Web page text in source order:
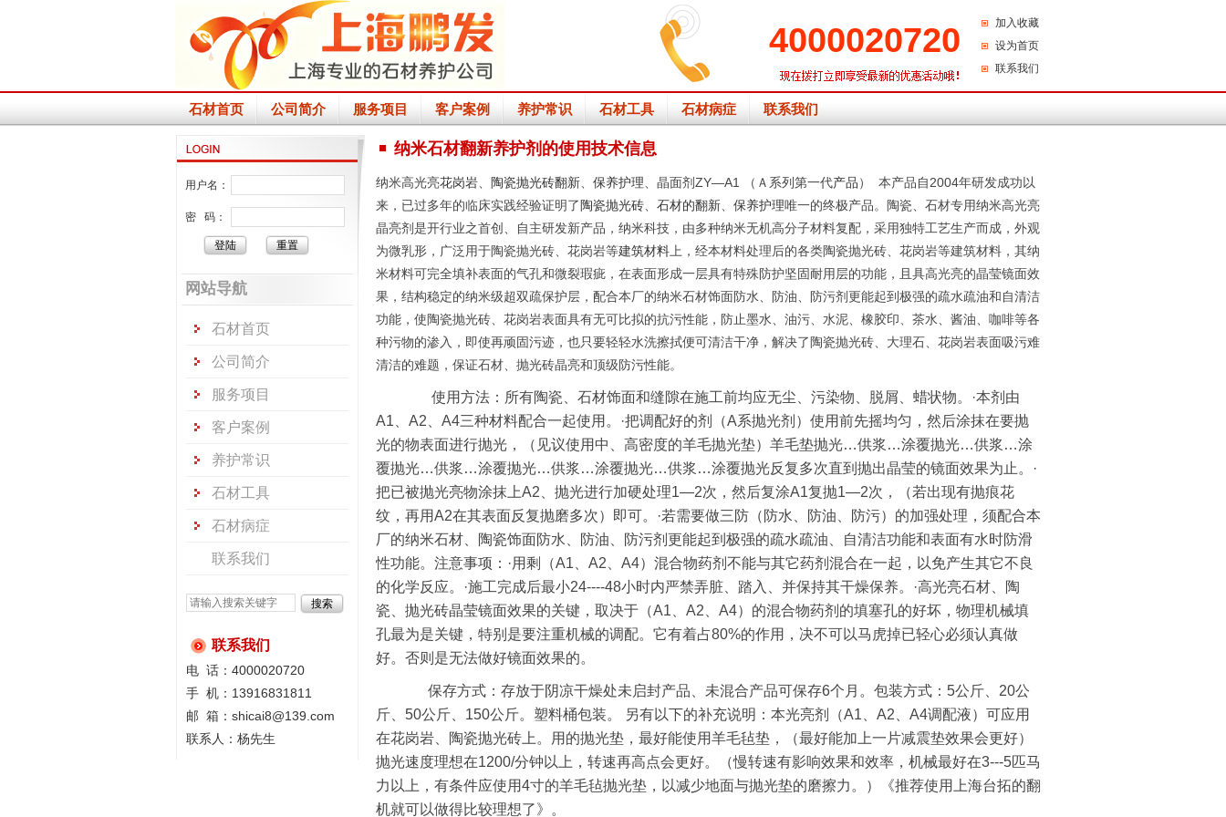
加入收藏
设为首页
联系我们
4000020720
石材首页 公司简介 服务项目 客户案例 养护常识 石材工具 石材病症 联系我们
用户名：
密 码：
网站导航
石材首页
公司简介
服务项目
客户案例
养护常识
石材工具
石材病症
联系我们
联系我们
电 话：4000020720
手 机：13916831811
邮 箱：shicai8@139.com
联系人：杨先生
纳米石材翻新养护剂的使用技术信息
纳米高光亮花岗岩 陶瓷抛光砖翻新 保养护理 、晶面剂ZY—A1 （Ａ系列第一代产品） 本产品自2004年研发成功以
来，已过多年的临床实践经验证明了 陶瓷抛光砖 石材的翻新 保养护理唯一的终极产品。陶瓷、石材专用纳米高光亮
晶亮剂是开行业之首创、自主研发新产品，纳米科技，由多种纳米无机高分子材料复配，采用独特工艺生产而成，外观
为微乳形，广泛用于陶瓷抛光砖、花岗岩等建筑材料 上，经本材料处理后的各类陶瓷抛光砖、花岗岩等建筑材料，其纳
米材料可完全填补表面的气孔和微裂瑕疵，在表面形成一层具有特殊防护坚固耐用层的功能，且具高光亮的晶莹镜面效
果，结构稳定的纳米级超双疏保护层，配合本厂的纳米石材饰面防水、防油、防污剂更能起到极强的疏水疏油和自清洁
功能，使陶瓷抛光砖、花岗岩表面具有无可比拟的抗污性能，防止墨水、油污、水泥、橡胶印、茶水、酱油、咖啡等各
种污物的渗入，即使再顽固污迹，也只要轻轻水洗擦拭便可清洁干净，解决了陶瓷抛光砖、大理石、花岗岩表面吸污难
清洁的难题，保证石材、抛光砖晶亮和顶级防污性能。
使用方法：所有陶瓷、石材饰面和缝隙在施工前均应无尘、污染物、脱屑、蜡状物。·本剂由
A1、A2、A4三种材料配合一起使用。·把调配好的剂（A系抛光剂）使用前先摇均匀，然后涂抹在要抛
光的物表面进行抛光，（见议使用中、高密度的羊毛抛光垫）羊毛垫抛光…供浆…涂覆抛光…供浆…涂
覆抛光…供浆…涂覆抛光…供浆…涂覆抛光…供浆…涂覆抛光反复多次直到抛出晶莹的镜面效果为止。·
把已被抛光亮物涂抹上A2、抛光进行加硬处理1—2次，然后复涂A1复抛1—2次，（若出现有抛痕花
纹，再用A2在其表面反复抛磨多次）即可。·若需要做三防（防水、防油、防污）的加强处理，须配合本
厂的纳米石材、陶瓷饰面防水、防油、防污剂更能起到极强的疏水疏油、自清洁功能和表面有水时防滑
性功能。注意事项：·用剩（A1、A2、A4）混合物药剂不能与其它药剂混合在一起，以免产生其它不良
的化学反应。·施工完成后最小24----48小时内严禁弄脏、踏入、并保持其干燥保养。·高光亮石材、陶
瓷、抛光砖晶莹镜面效果的关键，取决于（A1、A2、A4）的混合物药剂的填塞孔的好坏，物理机械填
孔最为是关键，特别是要注重机械的调配。它有着占80%的作用，决不可以马虎掉已轻心必须认真做
好。否则是无法做好镜面效果的。
保存方式：存放于阴凉干燥处未启封产品、未混合产品可保存6个月。包装方式：5公斤、20公
斤、50公斤、150公斤。塑料桶包装。 另有以下的补充说明：本光亮剂（A1、A2、A4调配液）可应用
在花岗岩、陶瓷抛光砖上。用的抛光垫，最好能使用羊毛毡垫，（最好能加上一片减震垫效果会更好）
抛光速度理想在1200/分钟以上，转速再高点会更好。（慢转速有影响效果和效率，机械最好在3---5匹马
力以上，有条件应使用4寸的羊毛毡抛光垫，以减少地面与抛光垫的磨擦力。）《推荐使用上海台拓的翻
机就可以做得比较理想了》。